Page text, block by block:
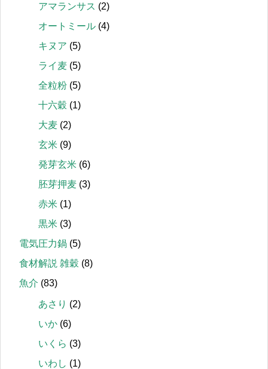
アマランサス (2)
オートミール (4)
キヌア (5)
ライ麦 (5)
全粒粉 (5)
十六穀 (1)
大麦 (2)
玄米 (9)
発芽玄米 (6)
胚芽押麦 (3)
赤米 (1)
黒米 (3)
電気圧力鍋 (5)
食材解説 雑穀 (8)
魚介 (83)
あさり (2)
いか (6)
いくら (3)
いわし (1)